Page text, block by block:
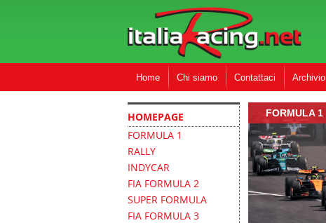
Home Chi siamo Contattaci Archivio
HOMEPAGE
FORMULA 1
RALLY
INDYCAR
FIA FORMULA 2
SUPER FORMULA
FIA FORMULA 3
FORMULA 1